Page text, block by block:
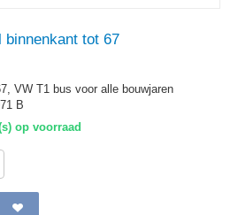
binnenkant tot 67
VW T1 bus voor alle bouwjaren
B
op voorraad